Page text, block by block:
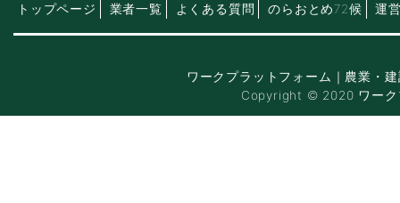
トップページ 業者一覧 よくある質問 のらおとめ72候 運
ワークプラットフォーム｜農業・
Copyright © 2020 ワーク